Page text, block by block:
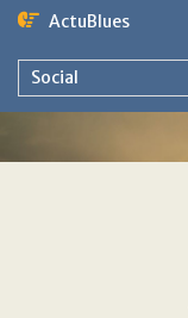
Skip
content
ActuBlues
Social